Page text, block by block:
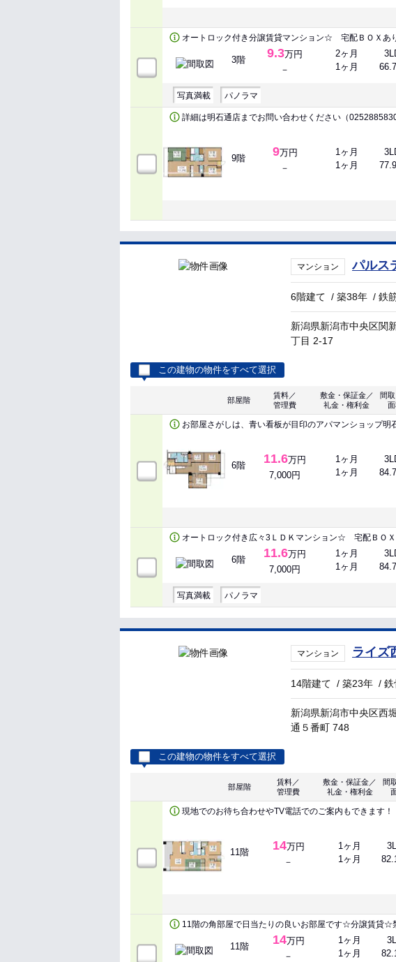
オートロック付き分譲賃貸マンション☆ 宅配ＢＯＸあ
3階 9.3万円
－
2ヶ月
1ヶ月
写真満載 パノラマ
詳細は明石通店までお問い合わせください（0252885830
9階 9万円
－
1ヶ月
1ヶ月
マンション パルス
6階建て /築38年 /鉄
新潟県新潟市中央区関
丁目 2-17
この建物の物件をすべて選択
部屋階
賃料／
管理費
敷金・保証金／
礼金・権利金
間
お部屋さがしは、青い看板が目印のアパマンショップ明
6階 11.6万円
7,000円
1ヶ月
1ヶ月
オートロック付き広々3ＬＤＫマンション☆ 宅配ＢＯ
6階 11.6万円
7,000円
1ヶ月
1ヶ月
写真満載 パノラマ
マンション ライズ
14階建て /築23年 /鉄
新潟県新潟市中央区西
通５番町 748
この建物の物件をすべて選択
部屋階
賃料／
管理費
敷金・保証金／
礼金・権利金
間
現地でのお待ち合わせやTV電話でのご案内もできます！
11階 14万円
－
1ヶ月
1ヶ月
11階の角部屋で日当たりの良いお部屋です☆分譲賃貸
11階 14万円
－
1ヶ月
1ヶ月